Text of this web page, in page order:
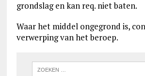
grondslag en kan req. niet baten.
Waar het middel ongegrond is,
verwerping van het beroep.